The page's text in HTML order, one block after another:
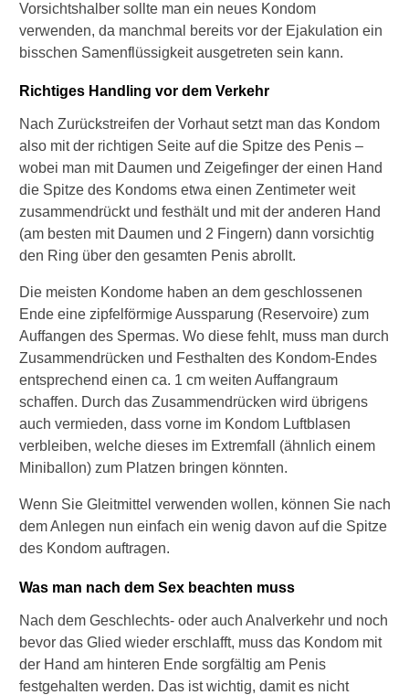
Vorsichtshalber sollte man ein neues Kondom
verwenden, da manchmal bereits vor der Ejakulation ein
bisschen Samenflüssigkeit ausgetreten sein kann.
Richtiges Handling vor dem Verkehr
Nach Zurückstreifen der Vorhaut setzt man das Kondom
also mit der richtigen Seite auf die Spitze des Penis –
wobei man mit Daumen und Zeigefinger der einen Hand
die Spitze des Kondoms etwa einen Zentimeter weit
zusammendrückt und festhält und mit der anderen Hand
(am besten mit Daumen und 2 Fingern) dann vorsichtig
den Ring über den gesamten Penis abrollt.
Die meisten Kondome haben an dem geschlossenen
Ende eine zipfelförmige Aussparung (Reservoire) zum
Auffangen des Spermas. Wo diese fehlt, muss man durch
Zusammendrücken und Festhalten des Kondom-Endes
entsprechend einen ca. 1 cm weiten Auffangraum
schaffen. Durch das Zusammendrücken wird übrigens
auch vermieden, dass vorne im Kondom Luftblasen
verbleiben, welche dieses im Extremfall (ähnlich einem
Miniballon) zum Platzen bringen könnten.
Wenn Sie Gleitmittel verwenden wollen, können Sie nach
dem Anlegen nun einfach ein wenig davon auf die Spitze
des Kondom auftragen.
Was man nach dem Sex beachten muss
Nach dem Geschlechts- oder auch Analverkehr und noch
bevor das Glied wieder erschlafft, muss das Kondom mit
der Hand am hinteren Ende sorgfältig am Penis
festgehalten werden. Das ist wichtig, damit es nicht
e
r
h
u
n
g
:
W
a
s
b
s
a
g
t
d
e
r
e
a
r
l
I
n
e
?
K
a
n
n